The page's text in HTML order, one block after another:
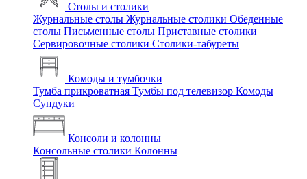
Столы и столики
Журнальные столы Журнальные столики Обеденные
столы Письменные столы Приставные столики
Сервировочные столики Столики-табуреты
Комоды и тумбочки
Тумба прикроватная Тумбы под телевизор Комоды
Сундуки
Консоли и колонны
Консольные столики Колонны